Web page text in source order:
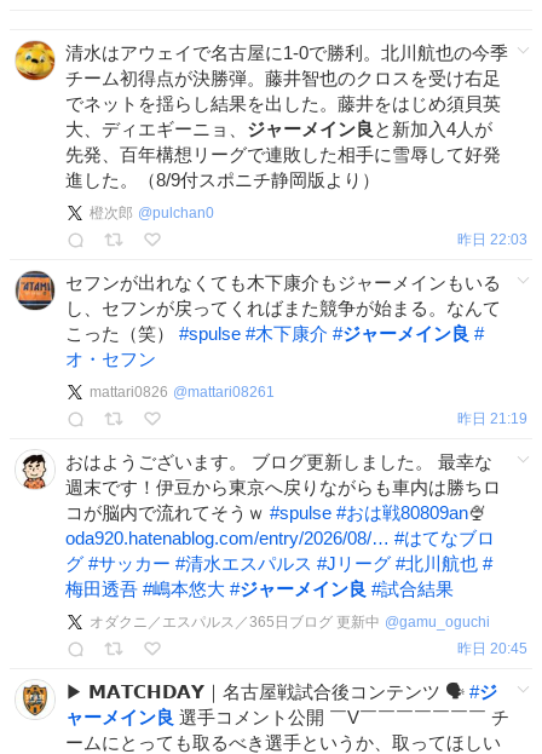
清水はアウェイで名古屋に1-0で勝利。北川航也の今季
チーム初得点が決勝弾。藤井智也のクロスを受け右足
でネットを揺らし結果を出した。藤井をはじめ須貝英
大、ディエギーニョ、 ジャーメイン良 と新加入4人が
先発、百年構想リーグで連敗した相手に雪辱して好発
進した。（8/9付スポニチ静岡版より）
橙次郎 @pulchan0
昨日 22:03
セフンが出れなくても木下康介もジャーメインもいる
し、セフンが戻ってくればまた競争が始まる。なんて
こった（笑） #spulse #木下康介 #ジャーメイン良 #
オ・セフン
mattari0826 @mattari08261
昨日 21:19
おはようございます。 ブログ更新しました。 最幸な
週末です！伊豆から東京へ戻りながらも車内は勝ちロ
コが脳内で流れてそうｗ #spulse #おは戦80809an🍨
oda920.hatenablog.com/entry/2026/08/… #はてなブロ
グ #サッカー #清水エスパルス #Jリーグ #北川航也 #
梅田透吾 #嶋本悠大 #ジャーメイン良 #試合結果
オダクニ／エスパルス／365日ブログ 更新中 @gamu_oguchi
昨日 20:45
▶︎ 𝗠𝗔𝗧𝗖𝗛𝗗𝗔𝗬｜名古屋戦試合後コンテンツ 🗣️ #ジ
ャーメイン良 選手コメント公開 ￣V￣￣￣￣￣￣￣ チ
ームにとっても取るべき選手というか、取ってほしい